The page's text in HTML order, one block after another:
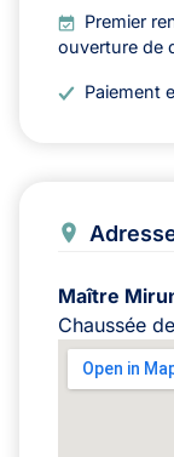
Premier
ouverture de
Paiement
Maître
Chaussée